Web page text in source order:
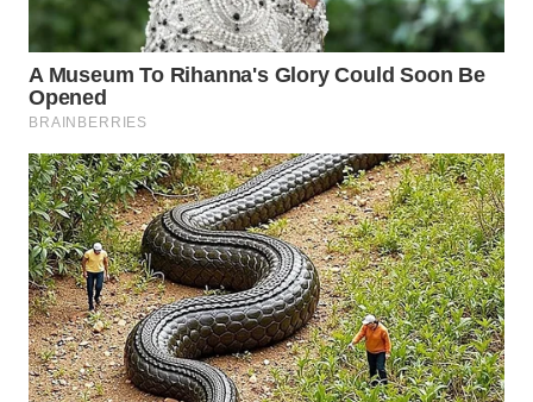
WN
BOGOR
WN
DEPOK
WN
TAPANULI
UTARA
WN
SAMOSIR
WN